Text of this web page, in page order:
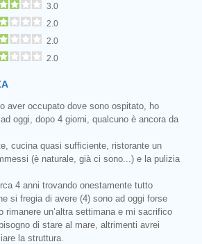
3.0
2.0
2.0
2.0
aver occupato dove sono ospitato, ho
oggi, dopo 4 giorni, qualcuno è ancora da
cucina quasi sufficiente, ristorante un
(è naturale, già ci sono...) e la pulizia
4 anni trovando onestamente tutto
si fregia di avere (4) sono ad oggi forse
rimanere un’altra settimana e mi sacrifico
di stare al mare, altrimenti avrei
la struttura.